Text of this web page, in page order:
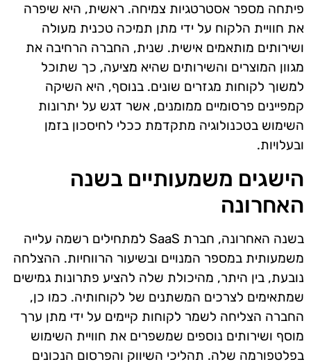
פיתחה מספר אסטרטגיות צמיחה. ראשית, היא שיפרה
את חוויית הלקוח על ידי מתן תמיכה טכנית מעולה
ושירותים מותאמים אישית. שנית, החברה הרחיבה את
מגוון המוצרים והשירותים שהיא מציעה, כך שתוכל
למשוך לקוחות מגזרים שונים. בנוסף, היא השיקה
קמפיינים פרסומיים ממומנים, אשר דגש על יתרונות
השימוש בטכנולוגיה מתקדמת ככלי לחיסכון בזמן
ובעלויות.
הישגים משמעותיים בשנה
האחרונה
בשנה האחרונה, חברת SaaS למתחילים רשמה עלייה
משמעותית במספר המנויים ובשיעור הרווחיות. ההצלחה
נובעת, בין היתר, מהיכולת שלה להציע פתרונות גמישים
שמתאימים לצרכים המשתנים של לקוחותיה. כמו כן,
החברה הצליחה לשמר לקוחות קיימים על ידי מתן ערך
מוסף ושירותים נוספים שמשפרים את חוויית השימוש
בפלטפורמה שלה. תהליכי השיווק והפרסום הנכונים